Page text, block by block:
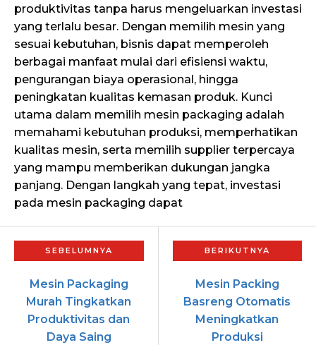
produktivitas tanpa harus mengeluarkan investasi
yang terlalu besar. Dengan memilih mesin yang
sesuai kebutuhan, bisnis dapat memperoleh
berbagai manfaat mulai dari efisiensi waktu,
pengurangan biaya operasional, hingga
peningkatan kualitas kemasan produk. Kunci
utama dalam memilih mesin packaging adalah
memahami kebutuhan produksi, memperhatikan
kualitas mesin, serta memilih supplier terpercaya
yang mampu memberikan dukungan jangka
panjang. Dengan langkah yang tepat, investasi
pada mesin packaging dapat
Mesin Packaging
Murah Tingkatkan
Produktivitas dan
Daya Saing
Mesin Packing
Basreng Otomatis
Meningkatkan
Produksi